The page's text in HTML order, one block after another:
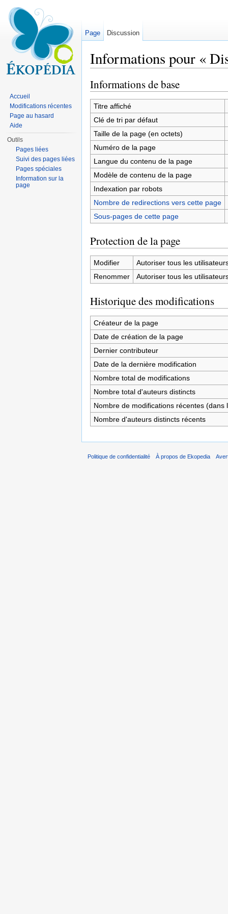
Informations pour «
Informations de base
Titre affiché
Clé de tri par défaut
Taille de la page (en octets)
Numéro de la page
Langue du contenu de la page
Modèle de contenu de la page
Indexation par robots
Nombre de redirections vers cette page
Sous-pages de cette page
Protection de la page
Modifier
Autoriser tous les
Renommer
Autoriser tous les
Historique des modifications
Créateur de la page
Date de création de la page
Dernier contributeur
Date de la dernière modification
Nombre total de modifications
Nombre total d'auteurs distincts
Nombre de modifications récentes (dans
Nombre d'auteurs distincts récents
Page Discussion
Accueil
Modifications récentes
Page au hasard
Aide
Outils
Pages liées
Suivi des pages liées
Pages spéciales
Information sur la
page
Politique de confidentialité À propos de Ekopedia